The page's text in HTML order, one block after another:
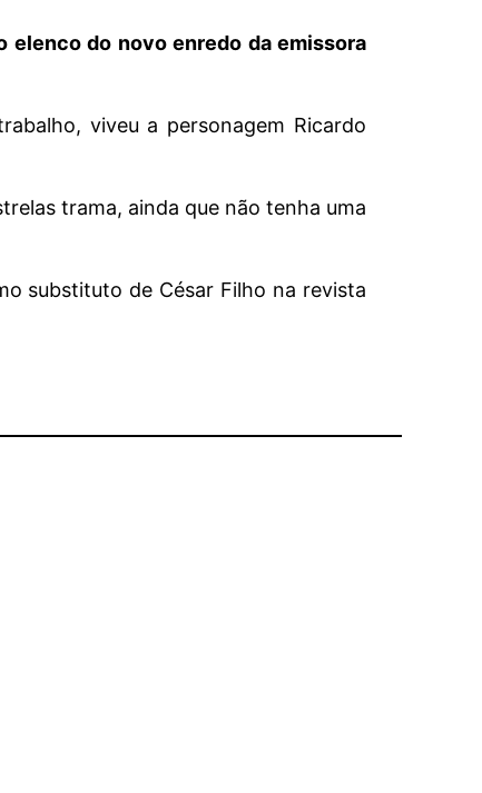
elenco do novo enredo da emissora
viveu a personagem Ricardo
trama, ainda que não tenha uma
substituto de César Filho na revista